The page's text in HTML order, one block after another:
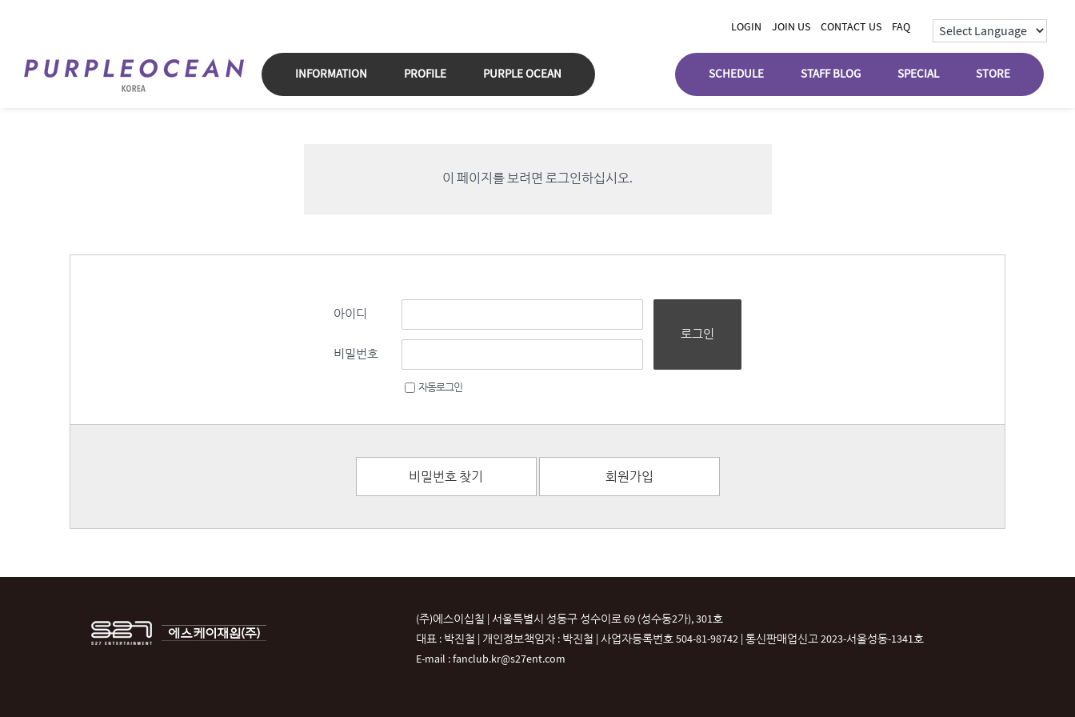
LOGIN JOIN US CONTACT US FAQ
INFORMATION PROFILE PURPLE OCEAN SCHEDULE STAFF BLOG SPECIAL STORE
이 페이지를 보려면 로그인하십시오.
아이디
비밀번호
자동로그인
로그인
비밀번호 찾기 회원가입
(주)에스이십칠 | 서울특별시 성동구 성수이로 69 (성수동2가), 301호
대표 : 박진철 | 개인정보책임자 : 박진철 | 사업자등록번호 504-81-98742 | 통신판매업신고 2023-서울성동-1341호
E-mail : fanclub.kr@s27ent.com